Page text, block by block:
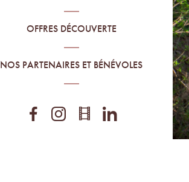
OFFRES DÉCOUVERTE
NOS PARTENAIRES ET BÉNÉVOLES